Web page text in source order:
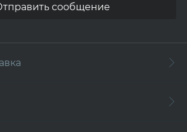
сообщение